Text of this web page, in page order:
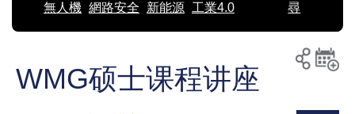
無人機 網路安全 新能源 工業4.0
尋
WMG硕士课程讲座